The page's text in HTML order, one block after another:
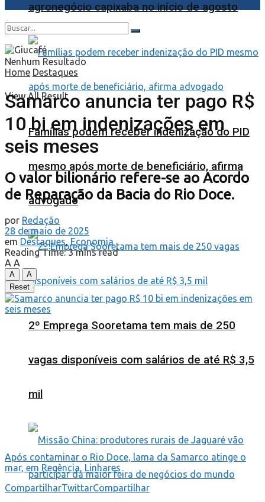
agronegócio capixaba no início de agosto
Famílias podem receber indenização do PID
mesmo após morte de beneficiário, afirma
advogado
2º Emprega Sooretama tem mais de 250
vagas disponíveis com salários de até R$ 3,5
mil
Nenhum Resultado
View All Result
Home Destaques
Samarco anuncia ter pago R$
10 bi em indenizações em
seis meses
O valor bilionário refere-se ao Acordo
de Reparação da Bacia do Rio Doce.
por Redação
28 de maio de 2025
em Destaques, Economia
Reading Time: 3 mins read
A A
A
A
Reset
Após contaminar o Rio Doce, lama da Samarco atinge o
mar, em Regência, Linhares
CompartilharTwittarCompartilhar